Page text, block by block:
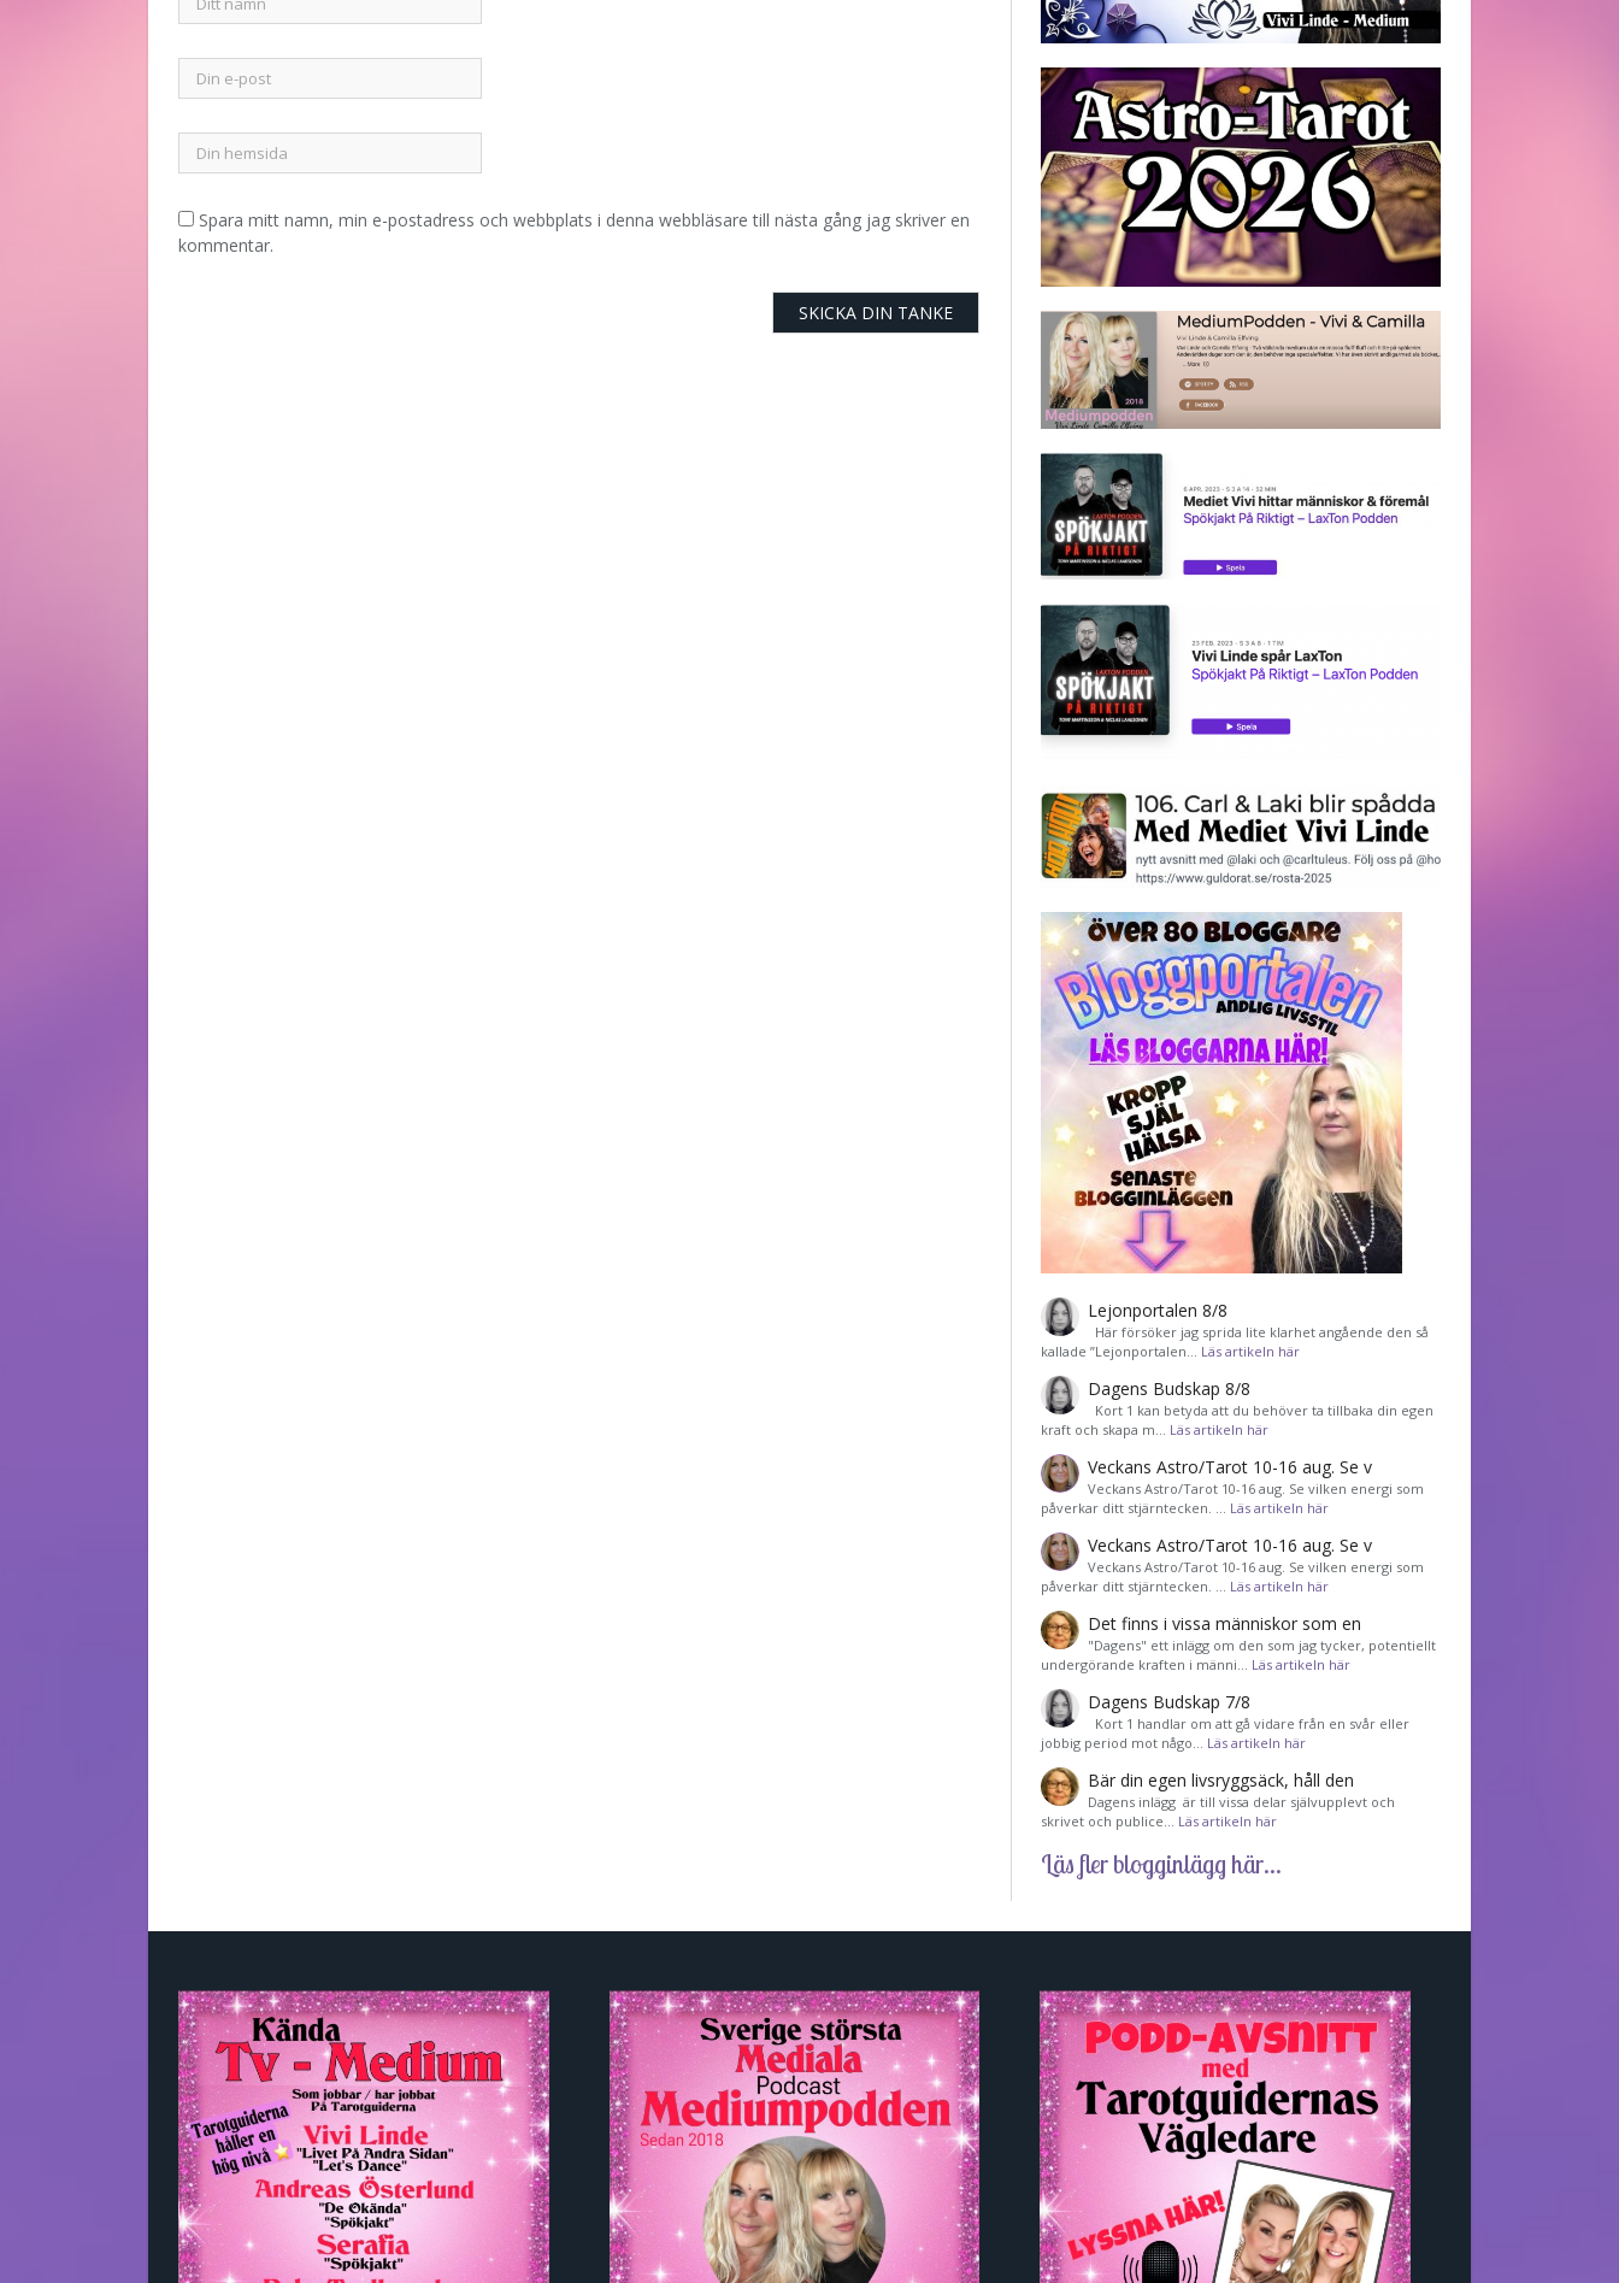
Spara mitt namn, min e-postadress och webbplats i denna webbläsare till nästa gång jag skriver en
kommentar.
Lejonportalen 8/8
Här försöker jag sprida lite klarhet angående den så
kallade ”Lejonportalen… Läs artikeln här
Dagens Budskap 8/8
Kort 1 kan betyda att du behöver ta tillbaka din egen
kraft och skapa m… Läs artikeln här
Veckans Astro/Tarot 10-16 aug. Se v
Veckans Astro/Tarot 10-16 aug. Se vilken energi som
påverkar ditt stjärntecken. … Läs artikeln här
Veckans Astro/Tarot 10-16 aug. Se v
Veckans Astro/Tarot 10-16 aug. Se vilken energi som
påverkar ditt stjärntecken. … Läs artikeln här
Det finns i vissa människor som en
"Dagens" ett inlägg om den som jag tycker, potentiellt
undergörande kraften i männi… Läs artikeln här
Dagens Budskap 7/8
Kort 1 handlar om att gå vidare från en svår eller
jobbig period mot någo… Läs artikeln här
Bär din egen livsryggsäck, håll den
Dagens inlägg är till vissa delar självupplevt och
skrivet och publice… Läs artikeln här
Läs fler blogginlägg här...